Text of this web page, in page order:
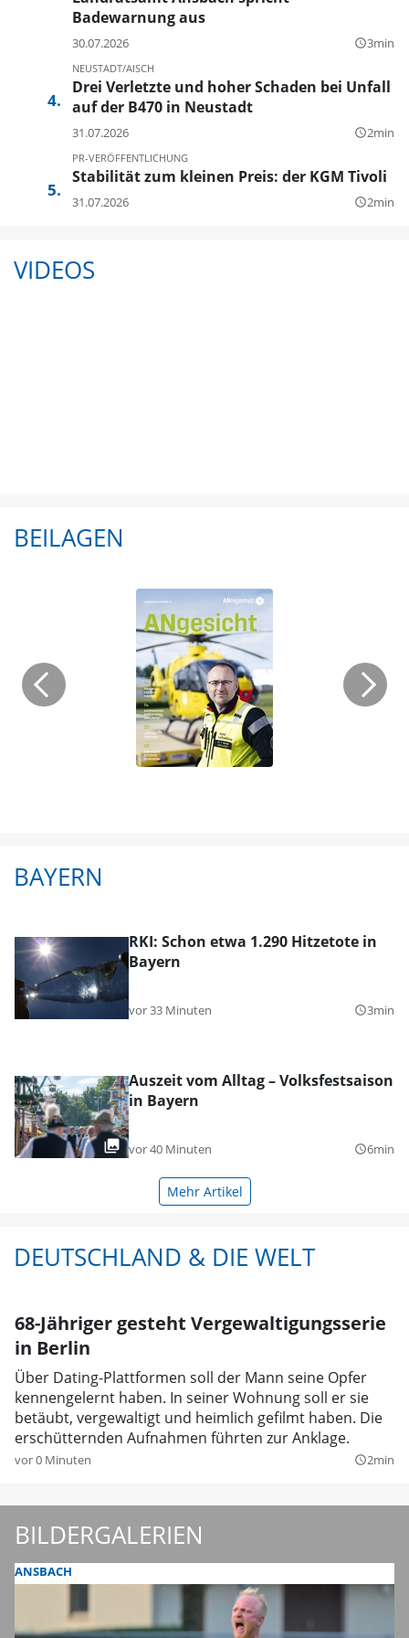
Badewarnung aus
30.07.2026 query_builder3min
NEUSTADT/AISCH
Drei Verletzte und hoher Schaden bei Unfall
auf der B470 in Neustadt
31.07.2026 query_builder2min
PR-VERÖFFENTLICHUNG
Stabilität zum kleinen Preis: der KGM Tivoli
31.07.2026 query_builder2min
VIDEOS
BEILAGEN
BAYERN
RKI: Schon etwa 1.290 Hitzetote in
Bayern
vor 33 Minuten query_builder3min
Auszeit vom Alltag – Volksfestsaison
in Bayern
vor 40 Minuten query_builder6min
Mehr Artikel
DEUTSCHLAND & DIE WELT
68-Jähriger gesteht Vergewaltigungsserie
in Berlin
Über Dating-Plattformen soll der Mann seine Opfer
kennengelernt haben. In seiner Wohnung soll er sie
betäubt, vergewaltigt und heimlich gefilmt haben. Die
erschütternden Aufnahmen führten zur Anklage.
vor 0 Minuten query_builder2min
BILDERGALERIEN
ANSBACH